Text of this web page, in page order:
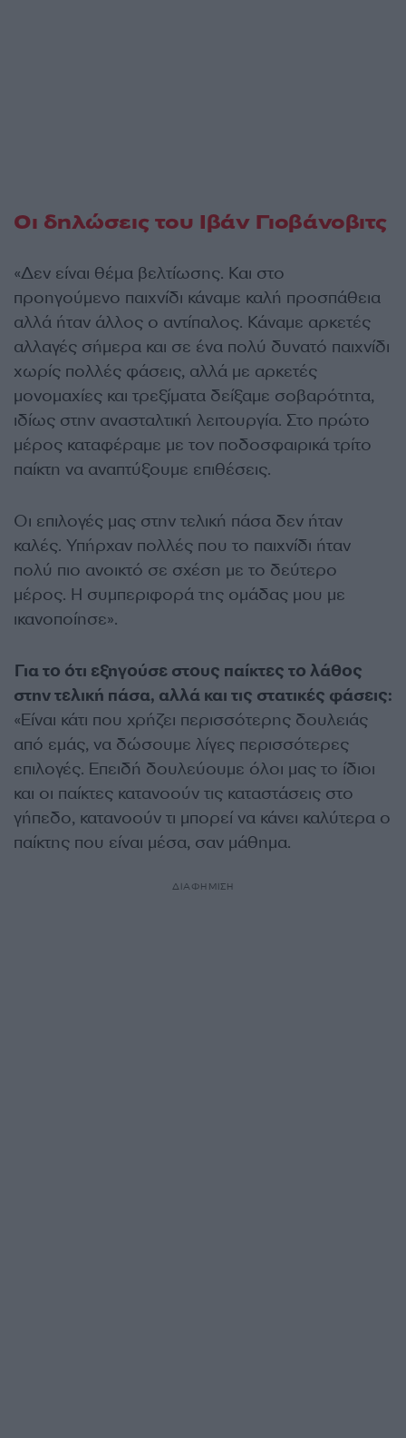
Οι δηλώσεις του Ιβάν Γιοβάνοβιτς
«Δεν είναι θέμα βελτίωσης. Και στο
προηγούμενο παιχνίδι κάναμε καλή προσπάθεια
αλλά ήταν άλλος ο αντίπαλος. Κάναμε αρκετές
αλλαγές σήμερα και σε ένα πολύ δυνατό παιχνίδι
χωρίς πολλές φάσεις, αλλά με αρκετές
μονομαχίες και τρεξίματα δείξαμε σοβαρότητα,
ιδίως στην ανασταλτική λειτουργία. Στο πρώτο
μέρος καταφέραμε με τον ποδοσφαιρικά τρίτο
παίκτη να αναπτύξουμε επιθέσεις.
Οι επιλογές μας στην τελική πάσα δεν ήταν
καλές. Υπήρχαν πολλές που το παιχνίδι ήταν
πολύ πιο ανοικτό σε σχέση με το δεύτερο
μέρος. Η συμπεριφορά της ομάδας μου με
ικανοποίησε».
Για το ότι εξηγούσε στους παίκτες το λάθος
στην τελική πάσα, αλλά και τις στατικές φάσεις:
«Είναι κάτι που χρήζει περισσότερης δουλειάς
από εμάς, να δώσουμε λίγες περισσότερες
επιλογές. Επειδή δουλεύουμε όλοι μας το ίδιοι
και οι παίκτες κατανοούν τις καταστάσεις στο
γήπεδο, κατανοούν τι μπορεί να κάνει καλύτερα ο
παίκτης που είναι μέσα, σαν μάθημα.
ΔΙΑΦΗΜΙΣΗ